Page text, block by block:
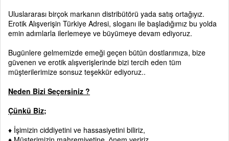
Uluslararası birçok markanın distribütörü yada satış ortağıyız.
Erotik Alışverişin Türkiye Adresi, sloganı ile başladığımız bu yolda
emin adımlarla ilerlemeye ve büyümeye devam ediyoruz.
Bugünlere gelmemizde emeği geçen bütün dostlarımıza, bize
güvenen ve erotik alışverişlerinde bizi tercih eden tüm
müşterilerimize sonsuz teşekkür ediyoruz..
Neden Bizi Seçersiniz ?
Çünkü Biz;
♦ İşimizin ciddiyetini ve hassasiyetini biliriz,